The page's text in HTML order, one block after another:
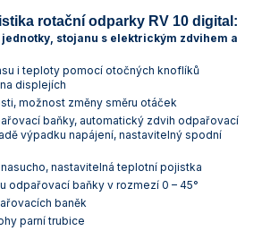
rotační odparky RV 10 digital:
stojanu s elektrickým zdvihem a
i teploty pomocí otočných knoflíků
displejích
možnost změny směru otáček
baňky, automatický zdvih odpařovací
výpadku napájení, nastavitelný spodní
nastavitelná teplotní pojistka
odpařovací baňky v rozmezí 0 – 45°
baněk
parní trubice